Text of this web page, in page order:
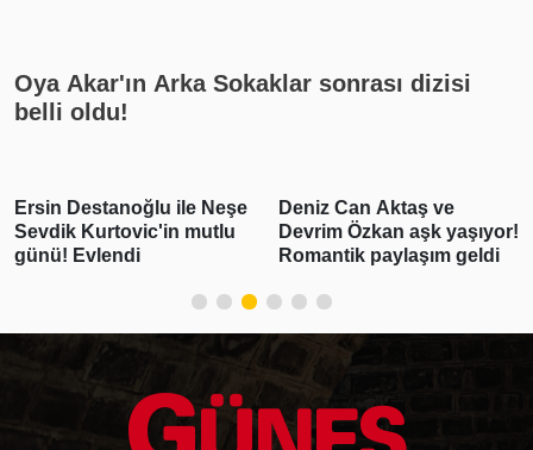
Oya Akar'ın Arka Sokaklar sonrası dizisi
belli oldu!
Ersin Destanoğlu ile Neşe
Sevdik Kurtovic'in mutlu
günü! Evlendi
Deniz Can Aktaş ve
Devrim Özkan aşk yaşıyor!
Romantik paylaşım geldi